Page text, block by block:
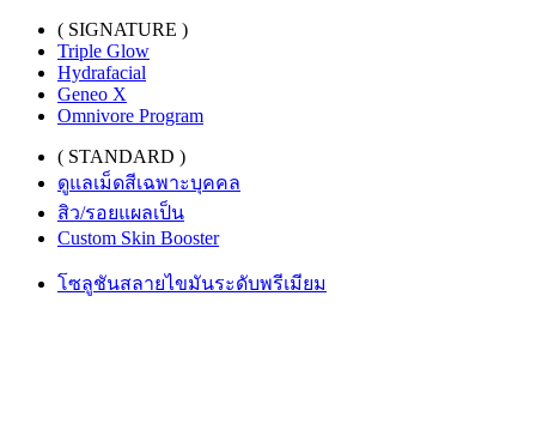
( SIGNATURE )
Triple Glow
Hydrafacial
Geneo X
Omnivore Program
( STANDARD )
ดูแลเม็ดสีเฉพาะบุคคล
สิว/รอยแผลเป็น
Custom Skin Booster
โซลูชันสลายไขมันระดับพรีเมียม